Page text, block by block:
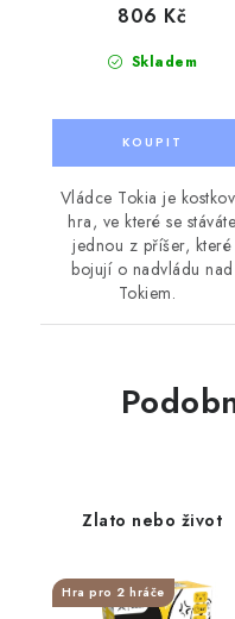
Skladem
806 Kč
Vládce Tokia je
hra, ve které se stáváte
jednou z příšer, které
bojují o nadvládu nad
Tokiem.
Zlato nebo život
Hra pro 2 hráče